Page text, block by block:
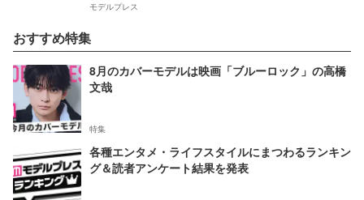
モデルプレス
おすすめ特集
8月のカバーモデルは映画「ブルーロック」の高橋
文哉
特集
各種エンタメ・ライフスタイルにまつわるランキン
グ＆読者アンケート結果を発表